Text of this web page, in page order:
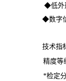
◆低外
◆数字
技术指
精度等
*检定